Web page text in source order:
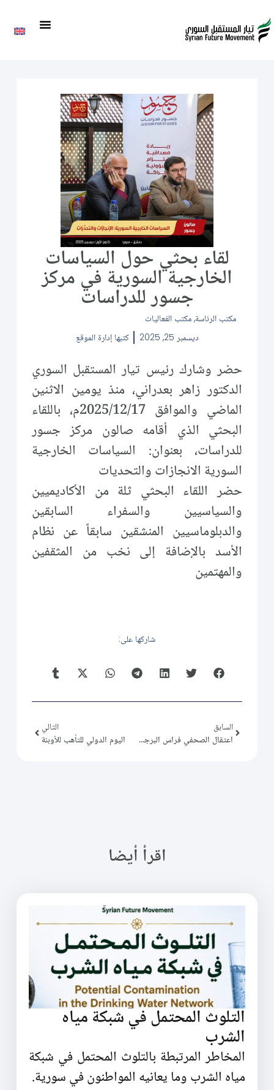
لقاء بحثي حول السياسات
الخارجية السورية في مركز
جسور للدراسات
مكتب الرئاسة, مكتب الفعاليات
ديسمبر 25, 2025
كتبها إدارة الموقع
حضر وشارك رئيس تيار المستقبل السوري
الدكتور زاهر بعدراني، منذ يومين الاثنين
الماضي والموافق 2025/12/17م، باللقاء
البحثي الذي أقامه صالون مركز جسور
للدراسات، بعنوان: السياسات الخارجية
السورية الانجازات والتحديات
حضر اللقاء البحثي ثلة من الأكاديميين
والسياسيين والسفراء السابقين
والدبلوماسيين المنشقين سابقاً عن نظام
الأسد بالإضافة إلى نخب من المثقفين
والمهتمين
شاركها على:
السابق
اعتقال الصحفي فراس البرجس في الرقة
التالي
اليوم الدولي للتأهب للأوبئة
اقرأ أيضا
التلوث المحتمل في شبكة مياه
الشرب
المخاطر المرتبطة بالتلوث المحتمل في شبكة
مياه الشرب وما يعانيه المواطنون في سورية.